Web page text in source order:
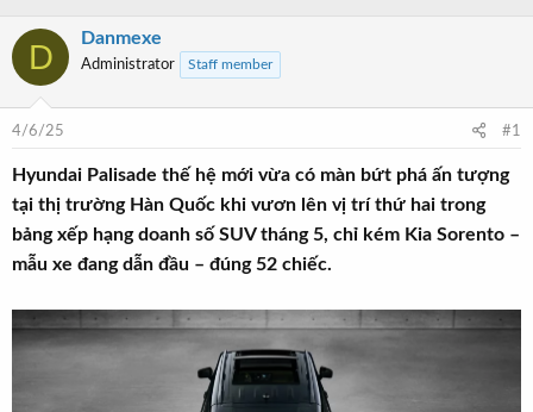
r
e
d
t
a
t
à
y
đ
ầ
D Danmexe
Administrator Staff member
4/6/25 #1
Hyundai Palisade thế hệ mới vừa có màn bứt phá ấn tượng
tại thị trường Hàn Quốc khi vươn lên vị trí thứ hai trong
bảng xếp hạng doanh số SUV tháng 5, chỉ kém Kia Sorento –
mẫu xe đang dẫn đầu – đúng 52 chiếc.